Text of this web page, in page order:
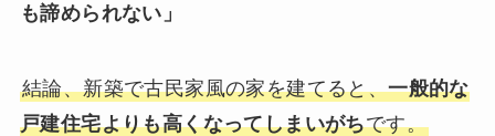
も諦められない」
結論、新築で古民家風の家を建てると、一般的な
戸建住宅よりも高くなってしまいがちです。